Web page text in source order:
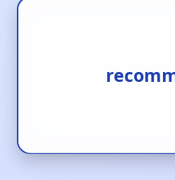
vermek [f.]